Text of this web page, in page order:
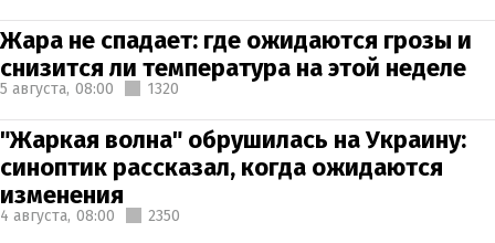
Жара не спадает: где ожидаются грозы и
снизится ли температура на этой неделе
5 августа, 08:00 1320
"Жаркая волна" обрушилась на Украину:
синоптик рассказал, когда ожидаются
изменения
4 августа, 08:00 2350